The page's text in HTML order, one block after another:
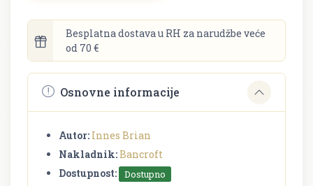
Besplatna dostava u RH za narudžbe veće
od 70 €
Osnovne informacije
Autor: Innes Brian
Nakladnik:Bancroft
Dostupnost:
Dostupno